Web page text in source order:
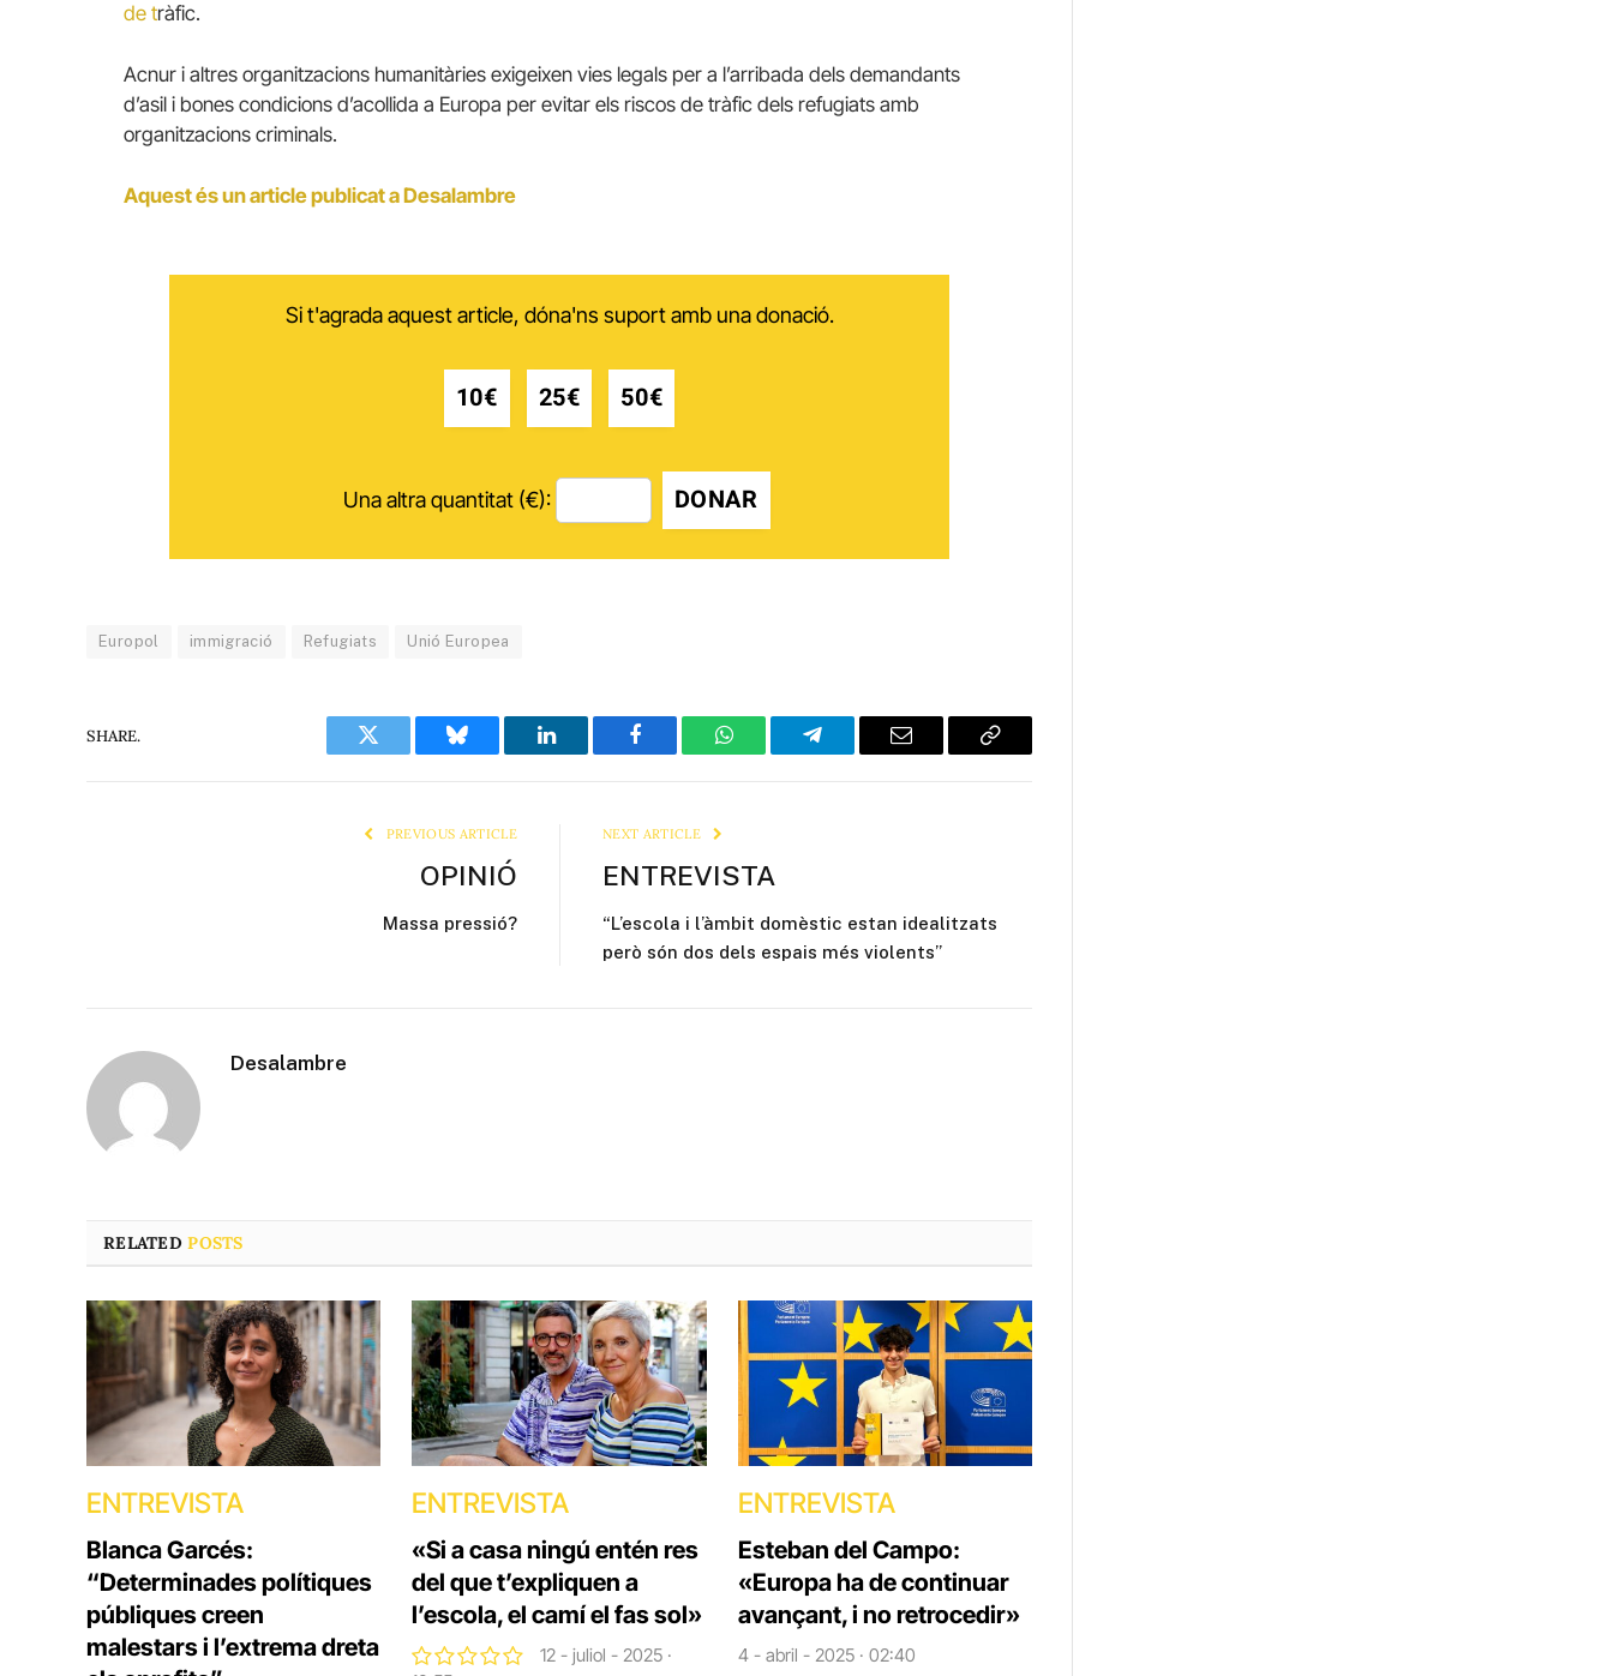
de tràfic.
Acnur i altres organitzacions humanitàries exigeixen vies legals per a l’arribada dels demandants
d’asil i bones condicions d’acollida a Europa per evitar els riscos de tràfic dels refugiats amb
organitzacions criminals.
Aquest és un article publicat a Desalambre
Si t'agrada aquest article, dóna'ns suport amb una donació.
10€ 25€ 50€
Una altra quantitat (€): DONAR
Europol immigració Refugiats Unió Europea
SHARE.
Twitter Bluesky LinkedIn Facebook WhatsAppTelegram Email
Copy
PREVIOUS ARTICLE
OPINIÓ
Massa pressió?
NEXT ARTICLE
ENTREVISTA
“L’escola i l’àmbit domèstic estan idealitzats
però són dos dels espais més violents”
Desalambre
RELATEDPOSTS
ENTREVISTA
Blanca Garcés:
“Determinades polítiques
públiques creen
malestars i l’extrema dreta
ENTREVISTA
«Si a casa ningú entén res
del que t’expliquen a
l’escola, el camí el fas sol»
12 - juliol - 2025 ·
ENTREVISTA
Esteban del Campo:
«Europa ha de continuar
avançant, i no retrocedir»
4 - abril - 2025 · 02:40